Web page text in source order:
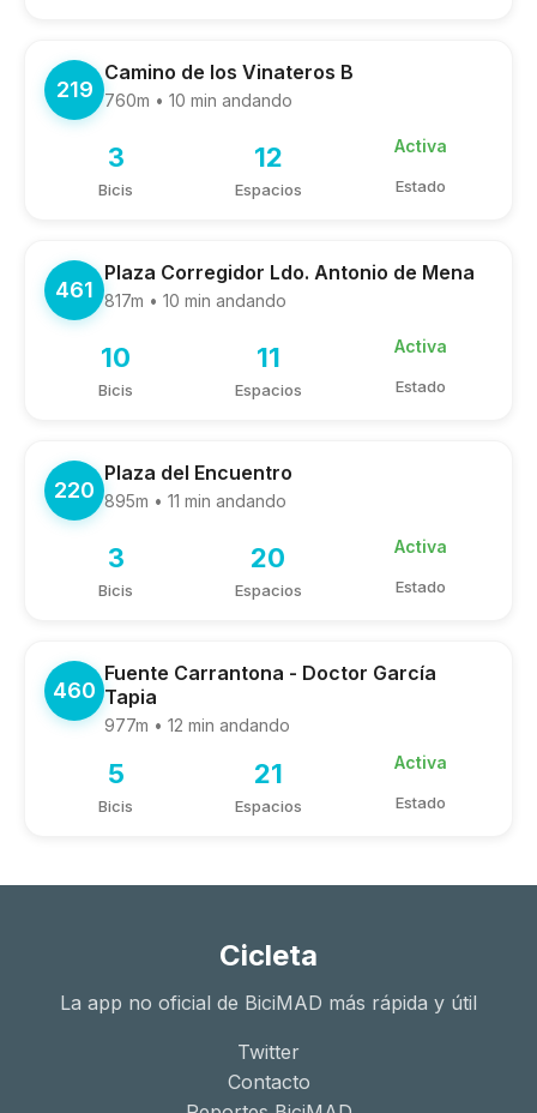
219
Camino de los Vinateros B
760m • 10 min andando
3
Bicis
12
Espacios
Activa
Estado
461
Plaza Corregidor Ldo. Antonio de Mena
817m • 10 min andando
10
Bicis
11
Espacios
Activa
Estado
220
Plaza del Encuentro
895m • 11 min andando
3
Bicis
20
Espacios
Activa
Estado
460
Fuente Carrantona - Doctor García
Tapia
977m • 12 min andando
5
Bicis
21
Espacios
Activa
Estado
Cicleta
La app no oficial de BiciMAD más rápida y útil
Twitter
Contacto